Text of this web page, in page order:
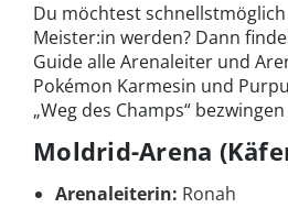
Du möchtest
Meister:in werden? Dann
Guide alle Arenaleiter und
Pokémon Karmesin und
„Weg des Champs“
Moldrid-Arena
Arenaleiterin: Ronah